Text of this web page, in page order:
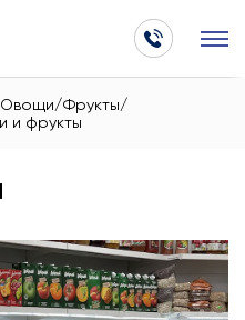
Овощи/Фрукты/
и фрукты